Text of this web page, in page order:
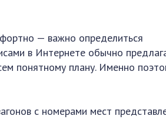
— важно определиться
в Интернете обычно
понятному плану. Именно
с номерами мест